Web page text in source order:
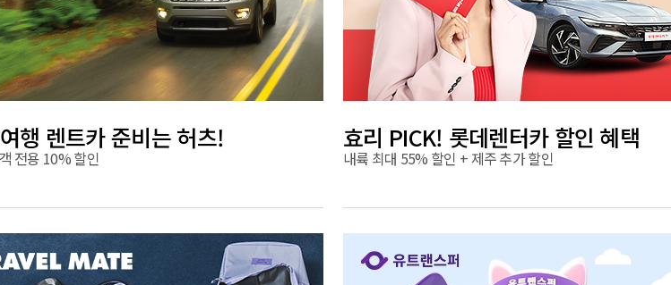
행 렌트카 준비는 허츠!
전용 10% 할인
효리 PICK! 롯데렌터카 할인 혜택
내륙 최대 55% 할인 + 제주 추가 할인